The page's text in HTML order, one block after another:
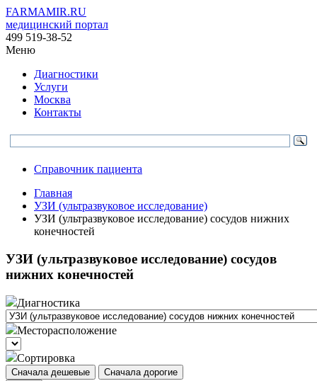
FARMAMIR.RU
медицинский портал
499 519-38-52
Меню
Диагностики
Услуги
Москва
Контакты
Справочник пациента
Главная
УЗИ (ультразвуковое исследование)
УЗИ (ультразвуковое исследование) сосудов нижних
конечностей
УЗИ (ультразвуковое исследование) сосудов
нижних конечностей
Диагностика
Месторасположение
Сортировка
Сначала дешевые
Сначала дорогие